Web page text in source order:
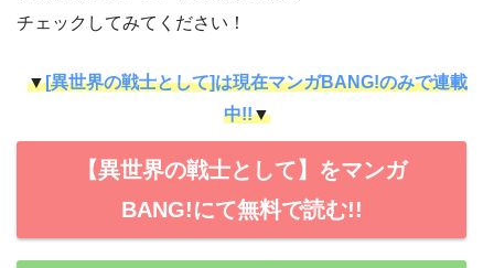
チェックしてみてください！
▼[異世界の戦士として]は現在マンガBANG!のみで連載
中!!▼
【異世界の戦士として】をマンガ
BANG!にて無料で読む!!